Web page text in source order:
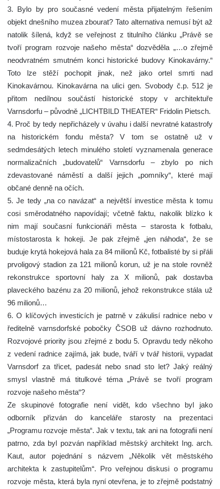
3. Bylo by pro současné vedení města přijatelným řešením
objekt dnešního muzea zbourat? Tato alternativa nemusí být až
natolik šílená, když se veřejnost z titulního článku „Právě se
tvoří program rozvoje našeho města“ dozvěděla „…o zřejmě
neodvratném smutném konci historické budovy Kinokavárny.“
Toto lze stěží pochopit jinak, než jako ortel smrti nad
Kinokavárnou. Kinokavárna na ulici gen. Svobody č.p. 512 je
přitom nedílnou součástí historické stopy v architektuře
Varnsdorfu ‒ původně „LICHTBILD THEATER“ Fridolin Pietsch.
4. Proč by tedy nepřicházely v úvahu i další nevratné katastrofy
na historickém fondu města? V tom se ostatně už v
sedmdesátých letech minulého století vyznamenala generace
normalizačních „budovatelů“ Varnsdorfu ‒ zbylo po nich
zdevastované náměstí a další jejich „pomníky“, které mají
občané denně na očích.
5. Je tedy „na co navázat“ a největší investice města k tomu
cosi směrodatného napovídají; včetně faktu, nakolik blízko k
nim mají současní funkcionáři města ‒ starosta k fotbalu,
místostarosta k hokeji. Je pak zřejmě „jen náhoda“, že se
buduje krytá hokejová hala za 84 milionů Kč, fotbalisté by si přáli
prvoligový stadion za 121 milionů korun, už je na stole rovněž
rekonstrukce sportovní haly za X milionů, pak dostavba
plaveckého bazénu za 20 milionů, jehož rekonstrukce stála už
96 milionů…
6. O klíčových investicích je patrně v zákulisí radnice nebo v
ředitelně varnsdorfské pobočky ČSOB už dávno rozhodnuto.
Rozvojové priority jsou zřejmé z bodu 5. Opravdu tedy někoho
z vedení radnice zajímá, jak bude, tváří v tvář historii, vypadat
Varnsdorf za třicet, padesát nebo snad sto let? Jaký reálný
smysl vlastně má titulkové téma „Právě se tvoří program
rozvoje našeho města“?
Ze skupinové fotografie není vidět, kdo všechno byl jako
odborník přizván do kanceláře starosty na prezentaci
„Programu rozvoje města“. Jak v textu, tak ani na fotografii není
patrno, zda byl pozván například městský architekt Ing. arch.
Kaut, autor pojednání s názvem „Několik vět městského
architekta k zastupitelům“. Pro veřejnou diskusi o programu
rozvoje města, která byla nyní otevřena, je to zřejmě podstatný